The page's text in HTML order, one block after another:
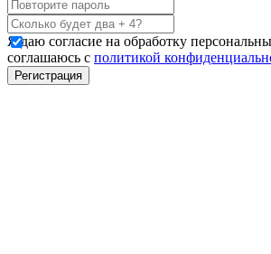
Я даю согласие на обработку
соглашаюсь с политикой
Регистрация